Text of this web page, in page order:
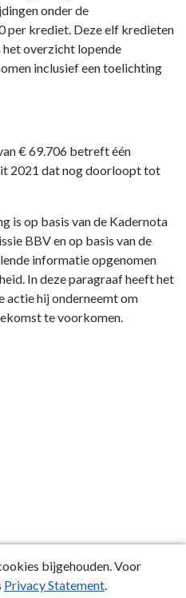
onder de
per krediet. Deze elf kredieten
overzicht lopende
inclusief een toelichting
€ 69.706 betreft één
2021 dat nog doorloopt tot
is op basis van de Kadernota
BBV en op basis van de
informatie opgenomen
In deze paragraaf heeft het
actie hij onderneemt om
te voorkomen.
bijgehouden. Voor
Privacy Statement.